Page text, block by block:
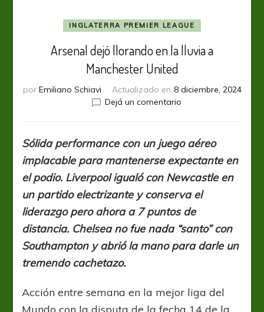
INGLATERRA PREMIER LEAGUE
Arsenal dejó llorando en la lluvia a
Manchester United
por Emiliano Schiavi Actualizado en 8 diciembre, 2024
Dejá un comentarioen
llorando
en
la
lluvia
Manchester
United
Sólida performance con un juego aéreo
implacable para mantenerse expectante en
el podio. Liverpool igualó con Newcastle en
un partido electrizante y conserva el
liderazgo pero ahora a 7 puntos de
distancia. Chelsea no fue nada “santo” con
Southampton y abrió la mano para darle un
tremendo cachetazo.
Acción entre semana en la mejor liga del